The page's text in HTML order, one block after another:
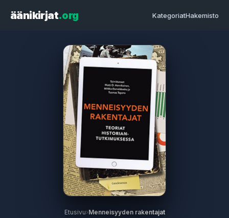
äänikirjat.org KategoriatHakemisto
Etusivu›Menneisyyden rakentajat